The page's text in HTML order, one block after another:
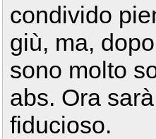
condivido
giù, ma,
sono molto
abs. Ora
fiducioso.